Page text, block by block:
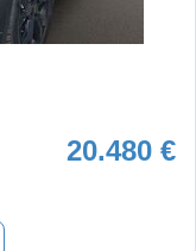
20.480 €